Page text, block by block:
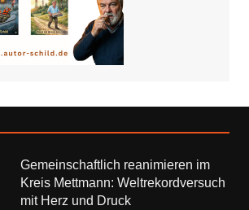
Gemeinschaftlich reanimieren im
Kreis Mettmann: Weltrekordversuch
mit Herz und Druck